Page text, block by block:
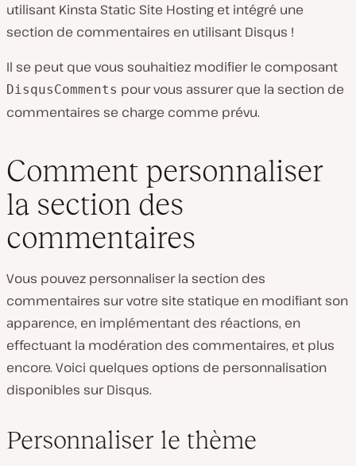
utilisant Kinsta Static Site Hosting et intégré une
section de commentaires en utilisant Disqus !
Il se peut que vous souhaitiez modifier le composant
DisqusComments pour vous assurer que la section de
commentaires se charge comme prévu.
Comment personnaliser
la section des
commentaires
Vous pouvez personnaliser la section des
commentaires sur votre site statique en modifiant son
apparence, en implémentant des réactions, en
effectuant la modération des commentaires, et plus
encore. Voici quelques options de personnalisation
disponibles sur Disqus.
Personnaliser le thème